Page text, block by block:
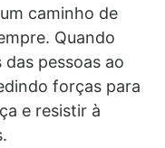
caminho de
Quando
pessoas ao
forças para
e resistir à